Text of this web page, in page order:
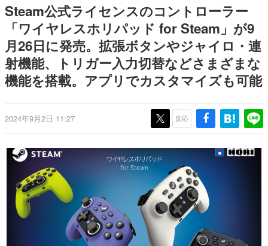
きます。
赫本
この物語を解いてはいけない。『赫本』は、〈試験問題〉
の形をした短編ホラー小説集です。
新世代に訊く
これからのデジタルゲーム市場を担う若きクリエイター達
ゲーム世代の作家たち
ゲームに多大な影響を受けた作家さんに取材し、ゲームが
日本モバイルゲーム産業史
日本のモバイルゲーム史における主要なトピック・タイト
ルを網羅するほか、開発者へのインタビューや識者による
解説を掲載。約20年の歴史が一望できる決定版！
若ゲのいたり〜ゲームクリエイターの青春〜
『うつヌケ』『ペンと箸』等で知られるマンガ家・田中圭
一先生によるゲーム業界レポートマンガです。
Steam公式ライセンスのコントローラー
「ワイヤレスホリパッド for Steam」が9
月26日に発売。拡張ボタンやジャイロ・連
射機能、トリガー入力切替などさまざまな
機能を搭載。アプリでカスタマイズも可能
2024年9月2日 11:27 反応